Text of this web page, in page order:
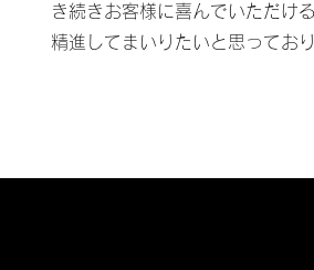
き続きお客様に喜んでいただけ
精進してまいりたいと思ってお